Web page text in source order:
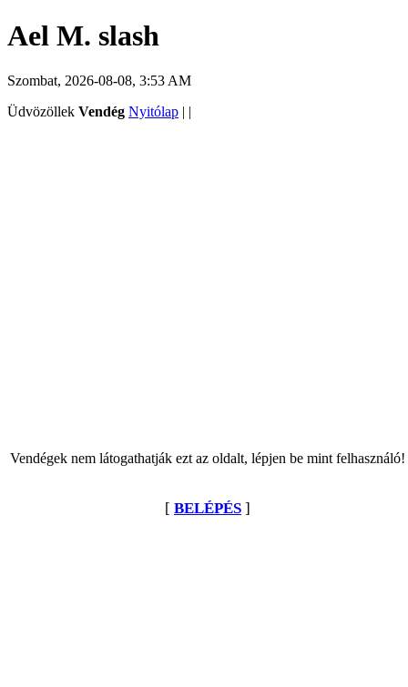
Ael M. slash
Szombat, 2026-08-08, 3:53 AM
Üdvözöllek Vendég Nyitólap | |
Vendégek nem látogathatják ezt az oldalt, lépjen be mint felhasználó!
[ BELÉPÉS ]